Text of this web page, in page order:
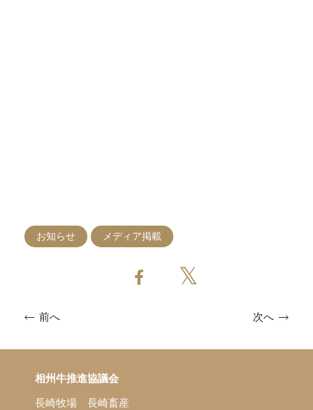
お知らせ メディア掲載
前へ 次へ
相州牛推進協議会
長崎牧場 長崎畜産